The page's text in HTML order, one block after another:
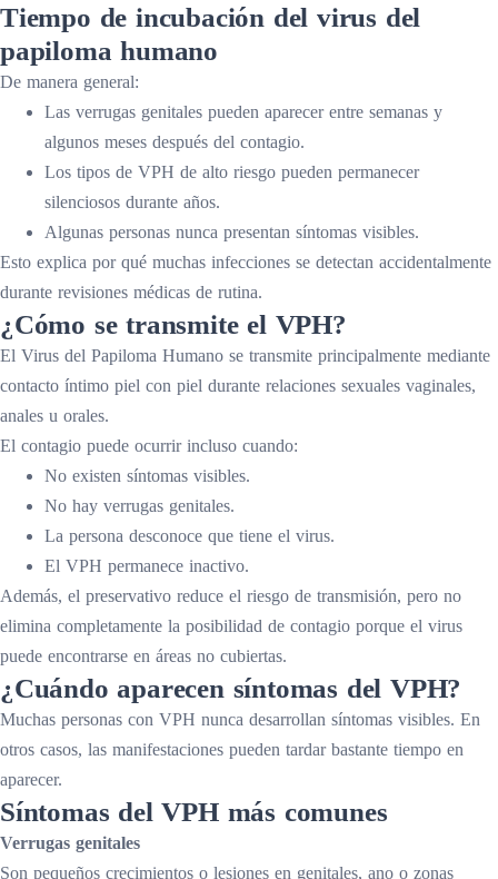
Tiempo de incubación del virus del
papiloma humano
De manera general:
Las verrugas genitales pueden aparecer entre semanas y
algunos meses después del contagio.
Los tipos de VPH de alto riesgo pueden permanecer
silenciosos durante años.
Algunas personas nunca presentan síntomas visibles.
Esto explica por qué muchas infecciones se detectan accidentalmente
durante revisiones médicas de rutina.
¿Cómo se transmite el VPH?
El Virus del Papiloma Humano se transmite principalmente mediante
contacto íntimo piel con piel durante relaciones sexuales vaginales,
anales u orales.
El contagio puede ocurrir incluso cuando:
No existen síntomas visibles.
No hay verrugas genitales.
La persona desconoce que tiene el virus.
El VPH permanece inactivo.
Además, el preservativo reduce el riesgo de transmisión, pero no
elimina completamente la posibilidad de contagio porque el virus
puede encontrarse en áreas no cubiertas.
¿Cuándo aparecen síntomas del VPH?
Muchas personas con VPH nunca desarrollan síntomas visibles. En
otros casos, las manifestaciones pueden tardar bastante tiempo en
aparecer.
Síntomas del VPH más comunes
Verrugas genitales
Son pequeños crecimientos o lesiones en genitales, ano o zonas